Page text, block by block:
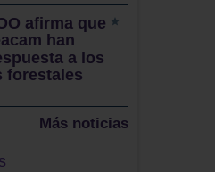
afirma que
han
a los
forestales
Más noticias